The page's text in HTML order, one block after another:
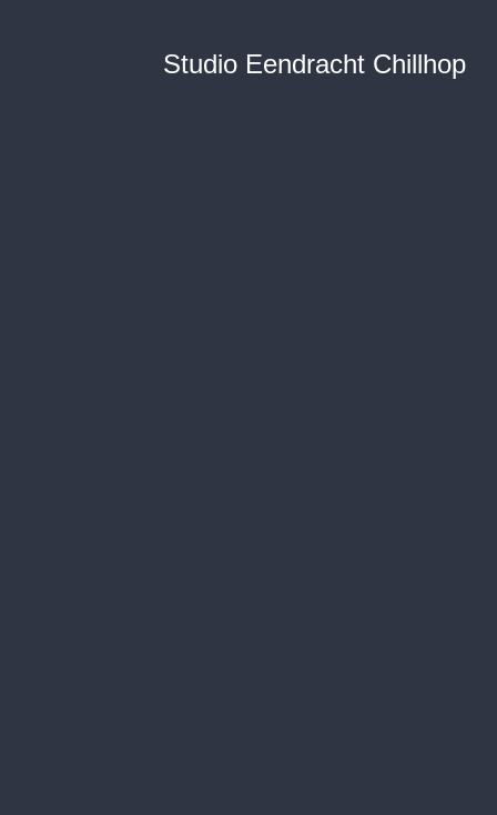
Studio Eendracht Chillhop